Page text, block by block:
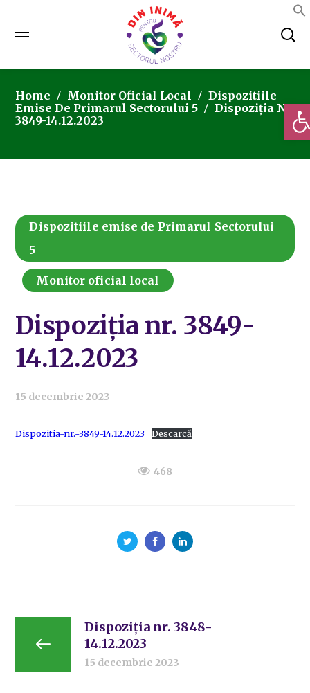
Home Monitor Oficial Local
Dispozitiile
Emise De Primarul Sectorului 5
Dispoziția Nr.
3849-14.12.2023
Dispozitiile emise de Primarul Sectorului
5
Monitor oficial local
Dispoziția nr. 3849-
14.12.2023
15 decembrie 2023
Dispozitia-nr.-3849-14.12.2023 Descarcă
468
Dispoziția nr. 3848-
14.12.2023
15 decembrie 2023